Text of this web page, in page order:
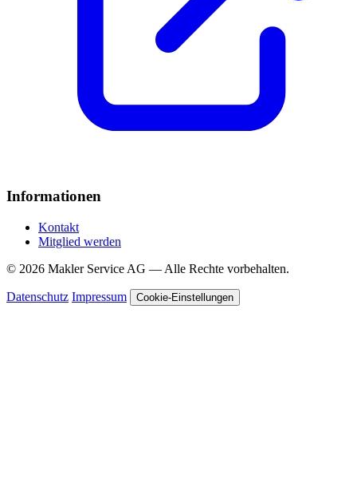
Informationen
Kontakt
Mitglied werden
© 2026 Makler Service AG — Alle Rechte vorbehalten.
Datenschutz Impressum Cookie-Einstellungen